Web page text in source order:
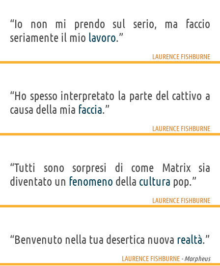
“Io non mi prendo sul serio, ma faccio
seriamente il mio lavoro.”
LAURENCE FISHBURNE
“Ho spesso interpretato la parte del cattivo a
causa della mia faccia.”
LAURENCE FISHBURNE
“Tutti sono sorpresi di come Matrix sia
diventato un fenomeno della cultura pop.”
LAURENCE FISHBURNE
“Benvenuto nella tua desertica nuova realtà.”
LAURENCE FISHBURNE - Morpheus